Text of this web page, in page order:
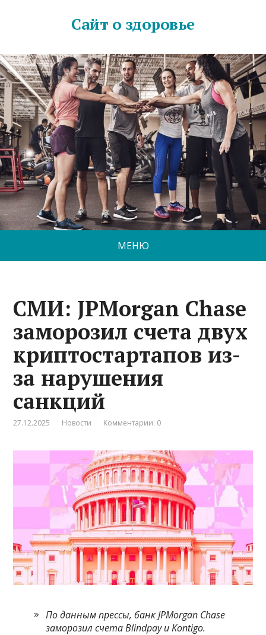
Сайт о здоровье
МЕНЮ
СМИ: JPMorgan Chase
заморозил счета двух
криптостартапов из-
за нарушения
санкций
27.12.2025 Новости Комментарии: 0
По данным прессы, банк JPMorgan Chase
заморозил счета Blindpay и Kontigo.